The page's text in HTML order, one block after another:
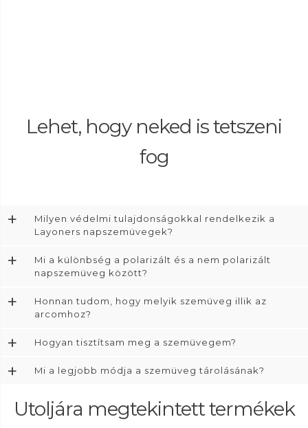
Lehet, hogy neked is tetszeni
fog
+
Milyen védelmi tulajdonságokkal rendelkezik a
Layoners napszemüvegek?
+
Mi a különbség a polarizált és a nem polarizált
napszemüveg között?
+
Honnan tudom, hogy melyik szemüveg illik az
arcomhoz?
+ Hogyan tisztítsam meg a szemüvegem?
+ Mi a legjobb módja a szemüveg tárolásának?
Utoljára megtekintett termékek